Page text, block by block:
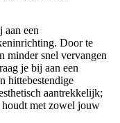
aan een
Door te
minder snel vervangen
je bij aan een
hittebestendige
aantrekkelijk;
houdt met zowel jouw